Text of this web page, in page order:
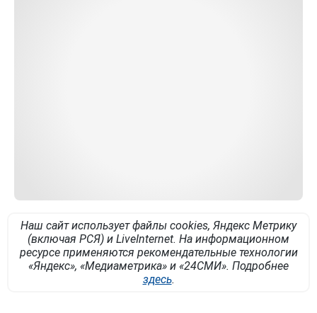
Наш сайт использует файлы cookies, Яндекс Метрику
(включая РСЯ) и LiveInternet. На информационном
ресурсе применяются рекомендательные технологии
«Яндекс», «Медиаметрика» и «24СМИ». Подробнее
здесь.